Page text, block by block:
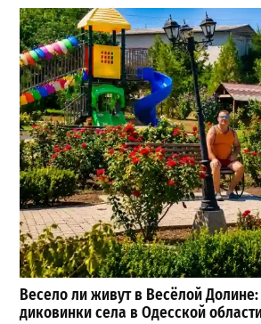
Весело ли живут в Весёлой
диковинки села в Одесской